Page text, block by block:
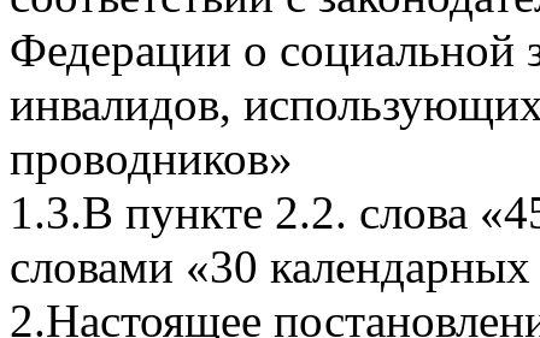
Федерации о социальной
инвалидов,
проводников»
1.3.В пункте 2.2. слова
словами «30
2.Настоящее